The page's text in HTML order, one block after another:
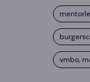
vmbo,